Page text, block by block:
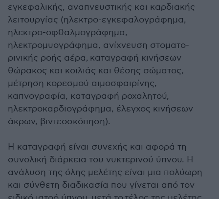
εγκεφαλικής, αναπνευστικής και καρδιακής
λειτουργίας (ηλεκτρο-εγκεφαλογράφημα,
ηλεκτρο-οφθαλμογράφημα,
ηλεκτρομυογράφημα, ανίχνευση στοματο-
ρινικής ροής αέρα, καταγραφή κινήσεων
θώρακος και κοιλιάς και θέσης σώματος,
μέτρηση κορεσμού αιμοσφαιρίνης,
καπνογραφία, καταγραφή ροχαλητού,
ηλεκτροκαρδιογράφημα, έλεγχος κινήσεων
άκρων, βιντεοσκόπηση).
Η καταγραφή είναι συνεχής και αφορά τη
συνολική διάρκεια του νυκτερινού ύπνου. Η
ανάλυση της όλης μελέτης είναι μια πολύωρη
και σύνθετη διαδικασία που γίνεται από τον